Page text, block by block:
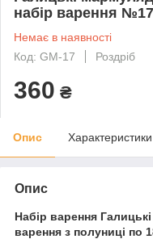
набір варення №17
Немає в наявності
Код: GM-17
Роздріб
360 ₴
Опис Характеристики
Опис
Набір варення
варення з полуниці по